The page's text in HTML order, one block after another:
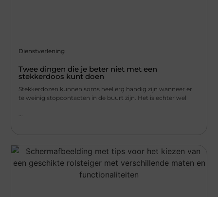
Dienstverlening
Twee dingen die je beter niet met een
stekkerdoos kunt doen
Stekkerdozen kunnen soms heel erg handig zijn wanneer er
te weinig stopcontacten in de buurt zijn. Het is echter wel